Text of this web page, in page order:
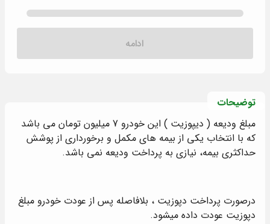
ادامه
توضیحات
مبلغ ودیعه ( دیپوزیت ) این خودرو 7 میلیون تومان می باشد
که با انتخاب یکی از بیمه های مکمل و برخورداری از پوشش
حداکثری بیمه، نیازی به پرداخت ودیعه نمی باشد.
درصورت پرداخت دپوزیت ، بلافاصله پس از عودت خودرو مبلغ
دپوزیت عودت داده میشود.